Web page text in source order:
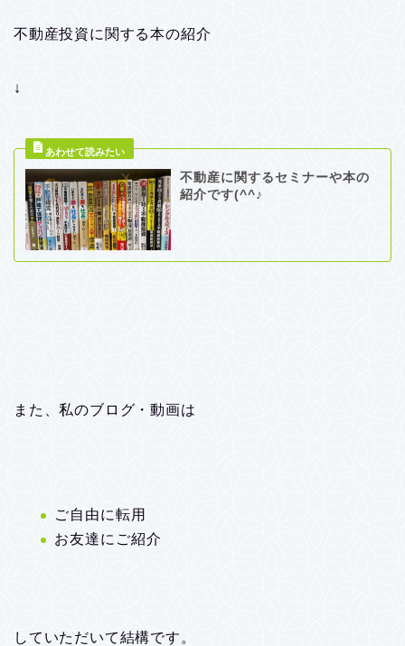
不動産投資に関する本の紹介
↓
不動産に関するセミナーや本の
紹介です(^^♪
また、私のブログ・動画は
ご自由に転用
お友達にご紹介
していただいて結構です。